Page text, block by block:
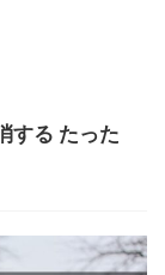
する たった